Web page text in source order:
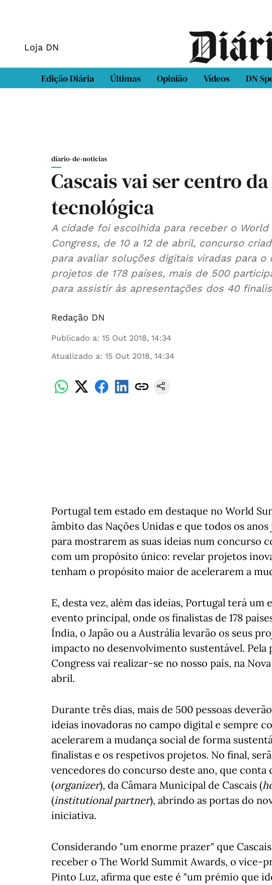
Loja DN
Edição Diária Últimas Opinião Vídeos DN
diario-de-noticias
Cascais vai ser centro
tecnológica
A cidade foi escolhida para receber o
Congress, de 10 a 12 de abril, concurso
para avaliar soluções digitais viradas para
projetos de 178 países, mais de 500
para assistir às apresentações dos 40
Redação DN
Publicado a: 15 Out 2018, 14:34
Atualizado a: 15 Out 2018, 14:34
Portugal tem estado em destaque no World
âmbito das Nações Unidas e que todos os
para mostrarem as suas ideias num concurso
com um propósito único: revelar projetos
tenham o propósito maior de acelerarem a
E, desta vez, além das ideias, Portugal terá um
evento principal, onde os finalistas de 178
Índia, o Japão ou a Austrália levarão os seus
impacto no desenvolvimento sustentável. Pela
Congress vai realizar-se no nosso país, na Nova
abril.
Durante três dias, mais de 500 pessoas
ideias inovadoras no campo digital e sempre
acelerarem a mudança social de forma
finalistas e os respetivos projetos. No final,
vencedores do concurso deste ano, que conta
(organizer), da Câmara Municipal de Cascais (
(institutional partner), abrindo as portas do
iniciativa.
Considerando "um enorme prazer" que
receber o The World Summit Awards, o vice-
Pinto Luz, afirma que este é "um prémio que